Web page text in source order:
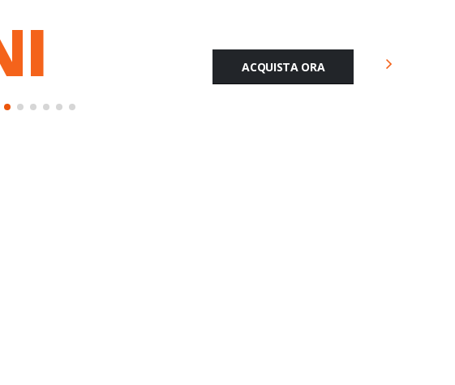
ACQUISTA ORA